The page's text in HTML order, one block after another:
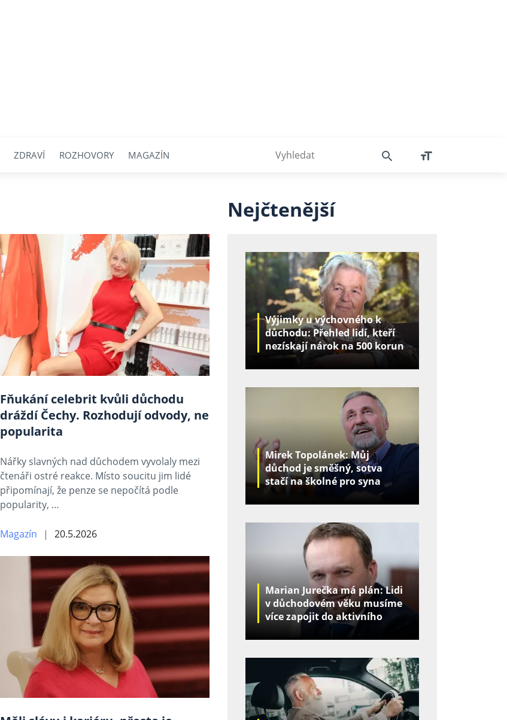
ZDRAVÍ ROZHOVORY MAGAZÍN
Fňukání celebrit kvůli důchodu
dráždí Čechy. Rozhodují odvody, ne
popularita
Nářky slavných nad důchodem vyvolaly mezi
čtenáři ostré reakce. Místo soucitu jim lidé
připomínají, že penze se nepočítá podle
popularity, …
Magazín 20.5.2026
Nejčtenější
Výjimky u výchovného k
důchodu: Přehled lidí, kteří
nezískají nárok na 500 korun
za děti
Mirek Topolánek: Můj
důchod je směšný, sotva
stačí na školné pro syna
Marian Jurečka má plán: Lidi
v důchodovém věku musíme
více zapojit do aktivního